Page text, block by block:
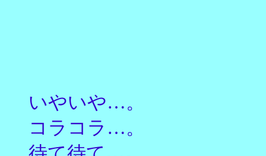
いやいや…。
コラコラ…。